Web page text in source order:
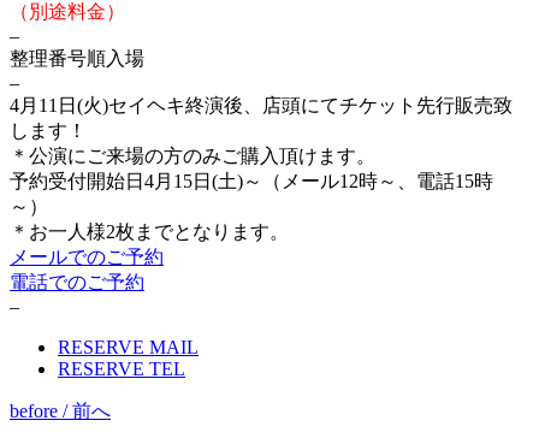
（別途料金）
–
整理番号順入場
–
4月11日(火)セイヘキ終演後、店頭にてチケット先行販売致
します！
＊公演にご来場の方のみご購入頂けます。
予約受付開始日4月15日(土)～（メール12時～、電話15時
～）
＊お一人様2枚までとなります。
メールでのご予約
電話でのご予約
–
RESERVE MAIL
RESERVE TEL
before / 前へ